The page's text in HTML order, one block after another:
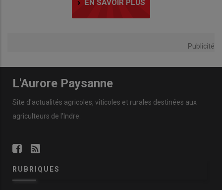
EN SAVOIR PLUS
Publicité
L'Aurore Paysanne
Site d'actualités agricoles, viticoles et rurales destinées aux
agriculteurs de l'Indre.
RUBRIQUES